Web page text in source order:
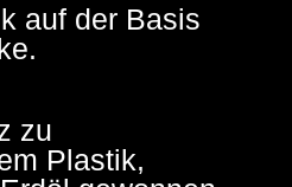
auf der Basis
zu
Plastik,